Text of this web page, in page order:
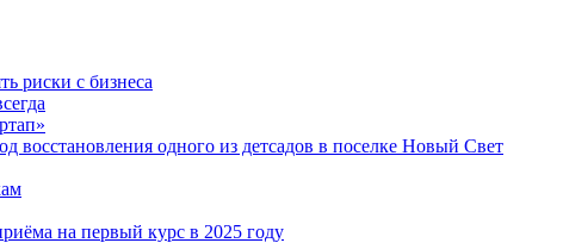
риски с бизнеса
одного из детсадов в поселке Новый Свет
на первый курс в 2025 году